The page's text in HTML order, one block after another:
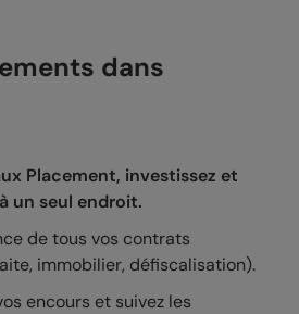
dans
Placement, investissez et
un seul endroit.
de tous vos contrats
immobilier, défiscalisation).
encours et suivez les